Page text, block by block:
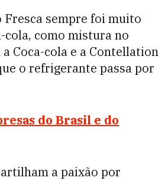
Fresca sempre foi muito
como mistura no
Coca-cola e a Contellation
o refrigerante passa por
do Brasil e do
a paixão por